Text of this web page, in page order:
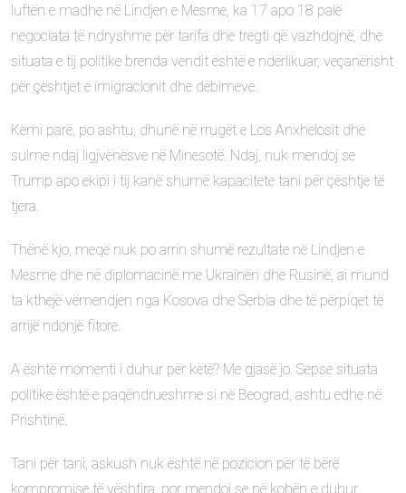
luftën e madhe në Lindjen e Mesme, ka 17 apo 18 palë
negociata të ndryshme për tarifa dhe tregti që vazhdojnë, dhe
situata e tij politike brenda vendit është e ndërlikuar, veçanërisht
për çështjet e imigracionit dhe dëbimeve.
Kemi parë, po ashtu, dhunë në rrugët e Los Anxhelosit dhe
sulme ndaj ligjvënësve në Minesotë. Ndaj, nuk mendoj se
Trump apo ekipi i tij kanë shumë kapacitete tani për çështje të
tjera.
Thënë kjo, meqë nuk po arrin shumë rezultate në Lindjen e
Mesme dhe në diplomacinë me Ukrainën dhe Rusinë, ai mund
ta kthejë vëmendjen nga Kosova dhe Serbia dhe të përpiqet të
arrijë ndonjë fitore.
A është momenti i duhur për këtë? Me gjasë jo. Sepse situata
politike është e paqëndrueshme si në Beograd, ashtu edhe në
Prishtinë.
Tani për tani, askush nuk është në pozicion për të bërë
kompromise të vështira, por mendoj se në kohën e duhur,